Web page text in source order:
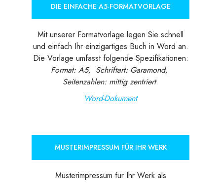
DIE EINFACHE A5-FORMATVORLAGE
Mit unserer Formatvorlage legen Sie schnell
und einfach Ihr einzigartiges Buch in Word an.
Die Vorlage umfasst folgende Spezifikationen:
Format: A5, Schriftart: Garamond,
Seitenzahlen: mittig zentriert.
Word-Dokument
MUSTERIMPRESSUM FÜR IHR WERK
Musterimpressum für Ihr Werk als